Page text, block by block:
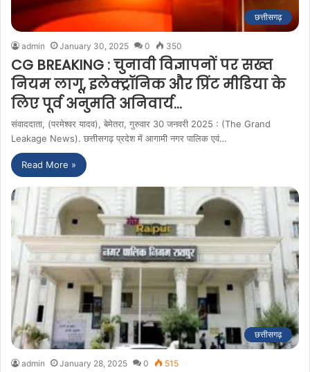
छत्तीसगढ़
admin January 30, 2025 0 350
CG BREAKING : चुनावी विज्ञापनों पर सख्त
नियम लागू, इलेक्ट्रॉनिक और प्रिंट मीडिया के
लिए पूर्व अनुमति अनिवार्य…
संवाददाता, (परमेश्वर यादव), बेमेतरा, गुरुवार 30 जनवरी 2025 : (The Grand
Leakage News). छत्तीसगढ़ प्रदेश में आगामी नगर पालिक एवं…
Read More »
छत्तीसगढ़
admin January 28, 2025 0 515